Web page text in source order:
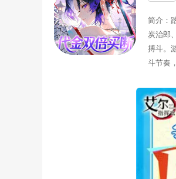
简介：
炭治郎
搏斗。
斗节奏